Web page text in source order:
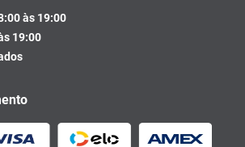
às 19:00
19:00